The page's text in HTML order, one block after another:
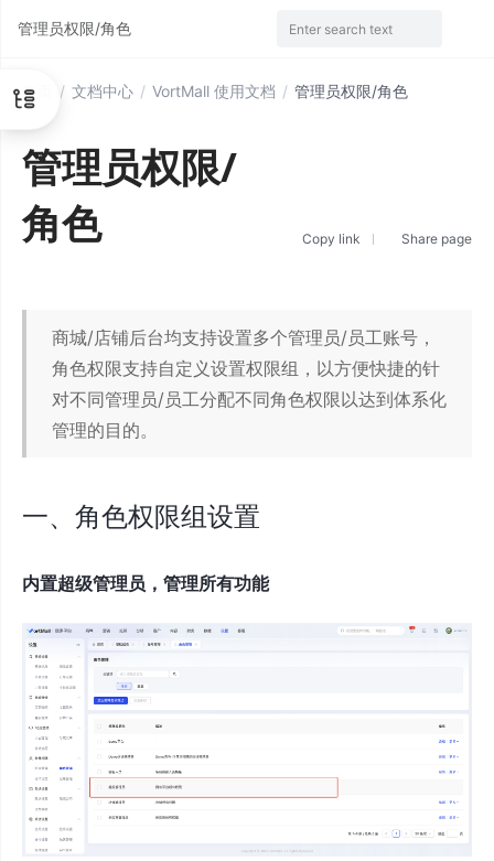
首页 / 文档中心 / VortMall 使用文档 / 管理员权限/角色
管理员权限/
角色
Copy link Share page
商城/店铺后台均支持设置多个管理员/员工账号，
角色权限支持自定义设置权限组，以方便快捷的针
对不同管理员/员工分配不同角色权限以达到体系化
管理的目的。
一、角色权限组设置
内置超级管理员，管理所有功能
管理员权限/角色 Enter search text